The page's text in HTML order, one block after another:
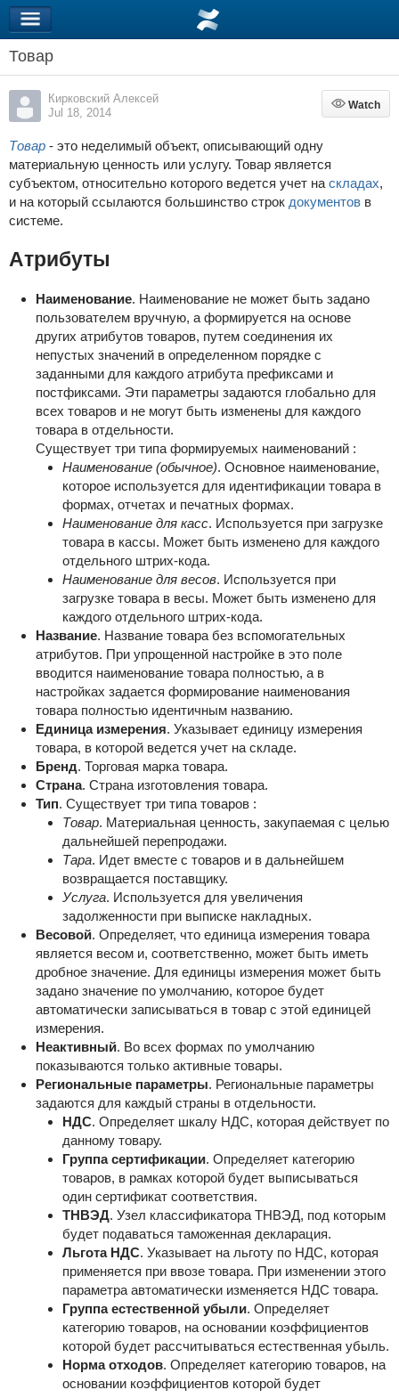
Товар
Кирковский Алексей
Jul 18, 2014
Watch
Watch
Товар - это неделимый объект, описывающий одну
материальную ценность или услугу. Товар является
субъектом, относительно которого ведется учет на складах,
и на который ссылаются большинство строк документов в
системе.
Атрибуты
Наименование. Наименование не может быть задано
пользователем вручную, а формируется на основе
других атрибутов товаров, путем соединения их
непустых значений в определенном порядке с
заданными для каждого атрибута префиксами и
постфиксами. Эти параметры задаются глобально для
всех товаров и не могут быть изменены для каждого
товара в отдельности.
Существует три типа формируемых наименований :
Наименование (обычное). Основное наименование,
которое используется для идентификации товара в
формах, отчетах и печатных формах.
Наименование для касс. Используется при загрузке
товара в кассы. Может быть изменено для каждого
отдельного штрих-кода.
Наименование для весов. Используется при
загрузке товара в весы. Может быть изменено для
каждого отдельного штрих-кода.
Название. Название товара без вспомогательных
атрибутов. При упрощенной настройке в это поле
вводится наименование товара полностью, а в
настройках задается формирование наименования
товара полностью идентичным названию.
Единица измерения. Указывает единицу измерения
товара, в которой ведется учет на складе.
Бренд. Торговая марка товара.
Страна. Страна изготовления товара.
Тип. Существует три типа товаров :
Товар. Материальная ценность, закупаемая с целью
дальнейшей перепродажи.
Тара. Идет вместе с товаров и в дальнейшем
возвращается поставщику.
Услуга. Используется для увеличения
задолженности при выписке накладных.
Весовой. Определяет, что единица измерения товара
является весом и, соответственно, может быть иметь
дробное значение. Для единицы измерения может быть
задано значение по умолчанию, которое будет
автоматически записываться в товар с этой единицей
измерения.
Неактивный. Во всех формах по умолчанию
показываются только активные товары.
Региональные параметры. Региональные параметры
задаются для каждый страны в отдельности.
НДС. Определяет шкалу НДС, которая действует по
данному товару.
Группа сертификации. Определяет категорию
товаров, в рамках которой будет выписываться
один сертификат соответствия.
ТНВЭД. Узел классификатора ТНВЭД, под которым
будет подаваться таможенная декларация.
Льгота НДС. Указывает на льготу по НДС, которая
применяется при ввозе товара. При изменении этого
параметра автоматически изменяется НДС товара.
Группа естественной убыли. Определяет
категорию товаров, на основании коэффициентов
которой будет рассчитываться естественная убыль.
Норма отходов. Определяет категорию товаров, на
основании коэффициентов которой будет